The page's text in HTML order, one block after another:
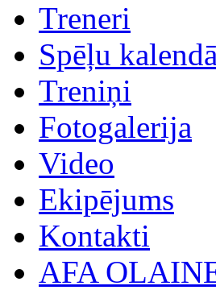
Treneri
Spēļu
Treniņi
Fotogalerija
Video
Ekipējums
Kontakti
AFA